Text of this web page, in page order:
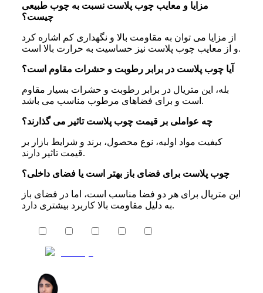
مزایا و معایب چوب پلاست نسبت به چوب طبیعی
چیست؟
از مزایا می توان به مقاومت بالا و نگهداری کم اشاره کرد
و از معایب چوب پلاست نیز حساسیت به حرارت بالا است.
آیا چوب پلاست در برابر رطوبت و حشرات مقاوم است؟
بله، این متریال در برابر رطوبت و حشرات بسیار مقاوم
است و برای فضاهای مرطوب مناسب می باشد.
چه عواملی بر قیمت چوب پلاست تاثیر می‌ گذارند؟
کیفیت مواد اولیه، نوع محصول، برند و شرایط بازار بر
قیمت تاثیر دارند.
چوب پلاست برای فضای باز بهتر است یا فضای داخلی؟
این متریال برای هر دو فضا مناسب است، اما در فضای باز
به دلیل مقاومت بالا کاربرد بیشتری دارد.